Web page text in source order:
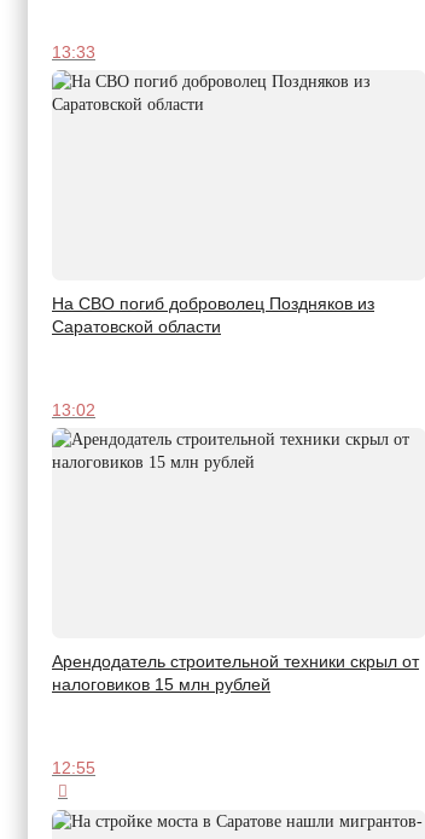
13:33
На СВО погиб доброволец Поздняков из
Саратовской области
13:02
Арендодатель строительной техники скрыл от
налоговиков 15 млн рублей
12:55